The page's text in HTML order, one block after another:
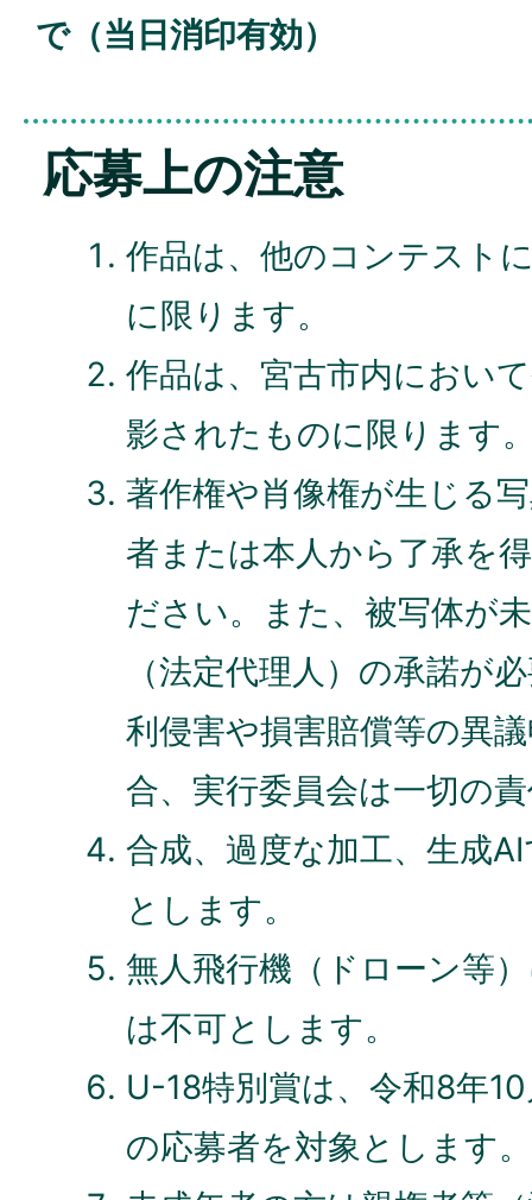
で（当日消印有効）
応募上の注意
作品は、他のコンテスト
に限ります。
作品は、宮古市内におい
影されたものに限ります
著作権や肖像権が生じる
者または本人から了承を
ださい。また、被写体が
（法定代理人）の承諾が
利侵害や損害賠償等の異
合、実行委員会は一切の
合成、過度な加工、生成
とします。
無人飛行機（ドローン等
は不可とします。
U-18特別賞は、令和8年
の応募者を対象とします。